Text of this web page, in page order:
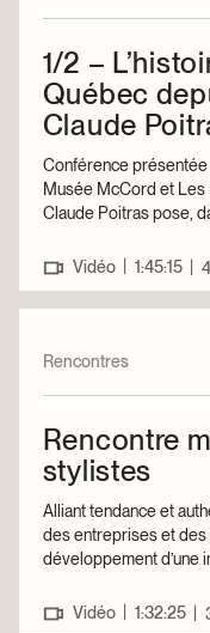
1/2 –
Québec
Claude
Conférence
Musée McCord et
Claude Poitras pose,
Vidéo | 1:45:15 |
Rencontres
Rencontre
stylistes
Alliant tendance et
des entreprises et
développement d’une
Vidéo 1:32:25